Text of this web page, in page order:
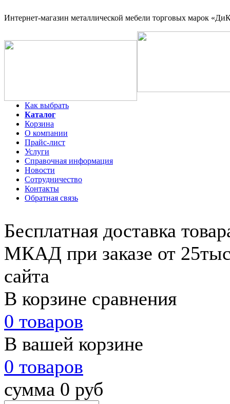
Интернет-магазин металлической мебели торговых марок
Как выбрать
Каталог
Корзина
О компании
Прайс-лист
Услуги
Справочная информация
Новости
Сотрудничество
Контакты
Обратная связь
Бесплатная доставка
МКАД при заказе от
сайта
В корзине сравнения
0 товаров
В вашей корзине
0 товаров
сумма 0 руб